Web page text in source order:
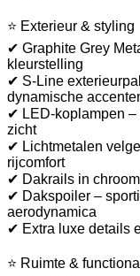
⭐ Exterieur & styling
✔ Graphite Grey
kleurstelling
✔ S-Line
dynamische
✔ LED-koplampen –
zicht
✔ Lichtmetalen
rijcomfort
✔ Dakrails in
✔ Dakspoiler –
aerodynamica
✔ Extra luxe details
⭐ Ruimte &